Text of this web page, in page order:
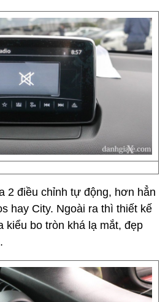
2 điều chỉnh tự động, hơn hẳn
hay City. Ngoài ra thì thiết kế
kiểu bo tròn khá lạ mắt, đẹp